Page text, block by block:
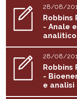
28/08/
Robbins
- Anale e
Prima
28/08/
Robbins
-
e analisi
sogni